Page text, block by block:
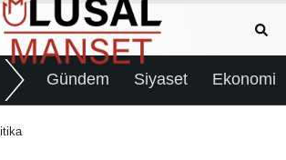
Gündem Siyaset Ekonomi